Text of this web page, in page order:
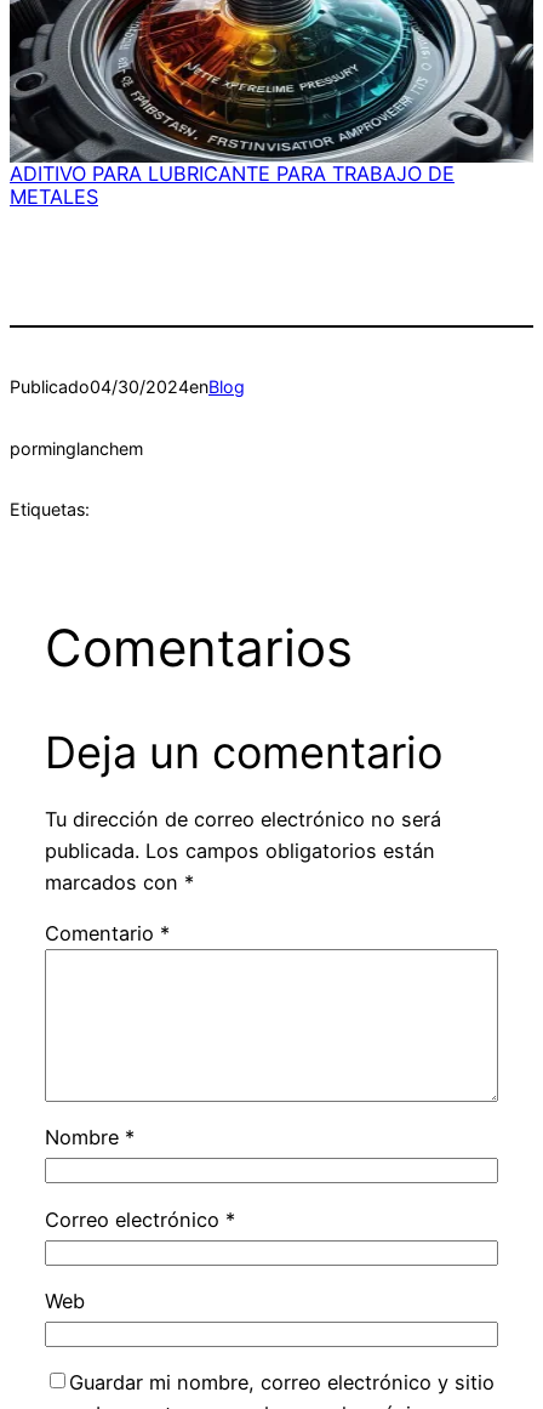
ADITIVO PARA LUBRICANTE PARA TRABAJO DE
METALES
Publicado04/30/2024enBlog
porminglanchem
Etiquetas:
Comentarios
Deja un comentario
Tu dirección de correo electrónico no será
publicada. Los campos obligatorios están
marcados con *
Comentario *
Nombre *
Correo electrónico *
Web
Guardar mi nombre, correo electrónico y sitio